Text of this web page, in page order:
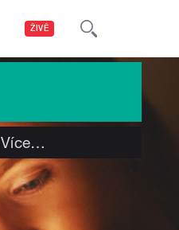
ŽIVĚ
Více…